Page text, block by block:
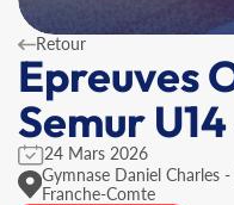
Retour
Epreuves
Semur
24 Mars 2026
Gymnase Daniel Charles
Franche-Comte